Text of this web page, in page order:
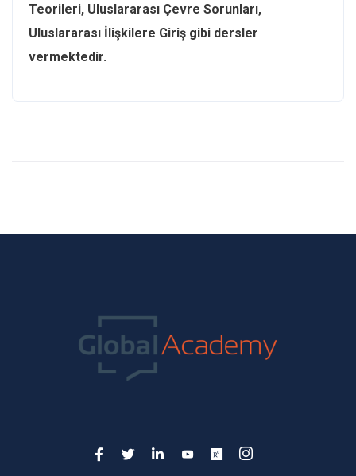
Teorileri, Uluslararası Çevre Sorunları,
Uluslararası İlişkilere Giriş gibi dersler
vermektedir.